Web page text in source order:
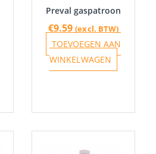
Preval gaspatroon
€9.59 (excl. BTW)
TOEVOEGEN AAN
WINKELWAGEN